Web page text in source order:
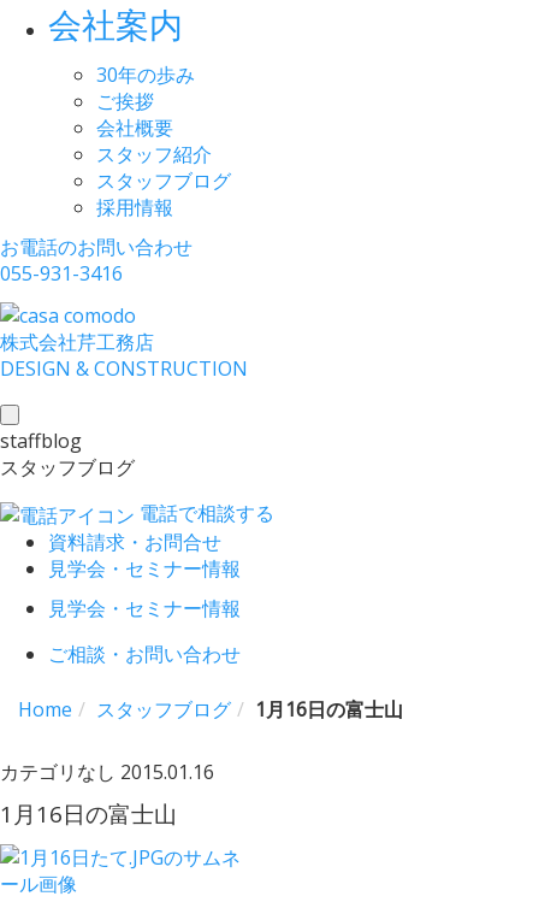
会社案内
30年の歩み
ご挨拶
会社概要
スタッフ紹介
スタッフブログ
採用情報
お電話のお問い合わせ
055-931-3416
株式会社芹工務店
DESIGN &CONSTRUCTION
toggle
navigation
staffblog
スタッフブログ
電話で相談する
資料請求・お問合せ
見学会・セミナー情報
見学会・セミナー情報
ご相談・お問い合わせ
Home スタッフブログ 1月16日の富士山
カテゴリなし 2015.01.16
1月16日の富士山